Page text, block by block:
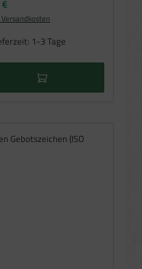
Preis:
Versandkosten
1-3 Tage
oder benutze die Schaltflächen um die Anzahl zu